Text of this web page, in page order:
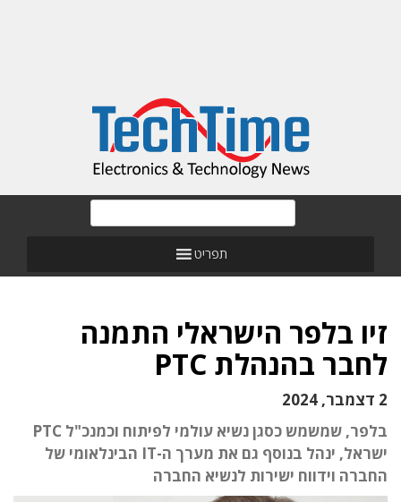
תפריט
זיו בלפר הישראלי התמנה
לחבר בהנהלת PTC
2 דצמבר, 2024
ישראל, ינהל בנוסף גם את מערך ה-IT הבינלאומי של
החברה וידווח ישירות לנשיא החברה